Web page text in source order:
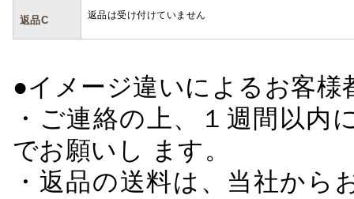
返品C 返品は受け付けていません
●イメージ違いによるお客
・ご連絡の上、１週間以
でお願いし ます。
・返品の送料は、当社か